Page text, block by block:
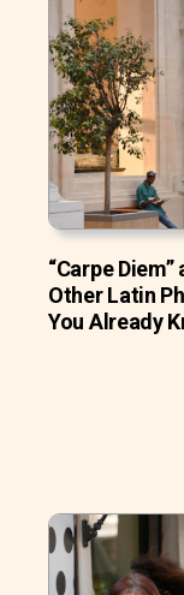
“Carpe Diem”
Other Latin
You Already